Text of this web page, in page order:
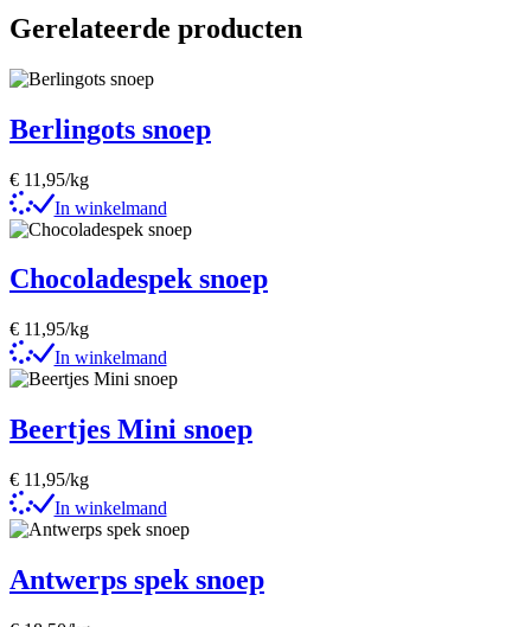
Gerelateerde producten
Berlingots snoep
€ 11,95/kg
In winkelmand
Chocoladespek snoep
€ 11,95/kg
In winkelmand
Beertjes Mini snoep
€ 11,95/kg
In winkelmand
Antwerps spek snoep